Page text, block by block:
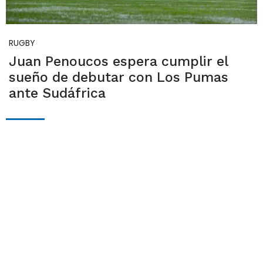
RUGBY
Juan Penoucos espera cumplir el
sueño de debutar con Los Pumas
ante Sudáfrica